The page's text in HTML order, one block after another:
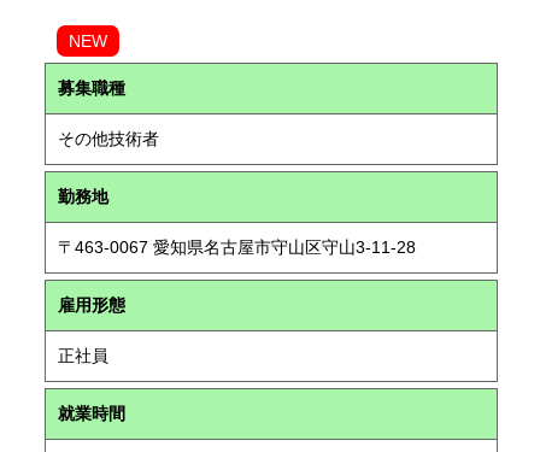
NEW
募集職種
その他技術者
勤務地
〒463-0067 愛知県名古屋市守山区守山3-11-28
雇用形態
正社員
就業時間